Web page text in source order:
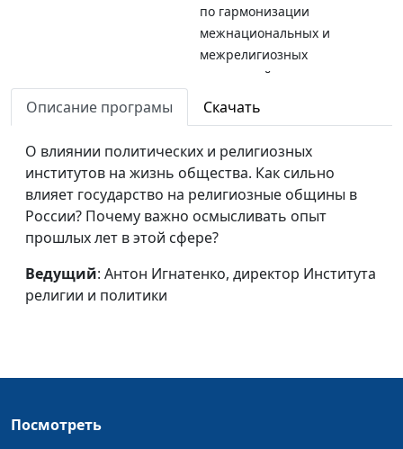
по гармонизации
межнациональных и
межрелигиозных
отношений
Об отношениях
конфессий и
государства в России
Владимир Зорин,
Общественной палаты РФ
по гармонизации
межнациональных и
межрелигиозных
отношений
О книге Михаила
Одинцова "Живущие
Олег Гончаров, член Совета
мучеников нацизма
Описание програмы Скачать
О влиянии политических и религиозных
институтов на жизнь общества. Как сильно
влияет государство на религиозные общины в
России? Почему важно осмысливать опыт
прошлых лет в этой сфере?
Ведущий: Антон Игнатенко, директор Института
религии и политики
Посмотреть